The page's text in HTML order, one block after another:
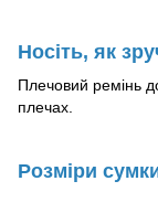
Носіть, як
Плечовий ремінь
плечах.
Розміри